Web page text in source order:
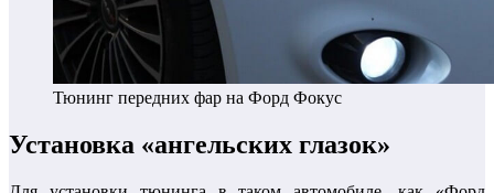
Тюнинг передних фар на Форд Фокус
Установка «ангельских глазок»